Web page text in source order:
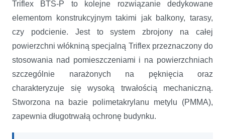
Triflex BTS-P to kolejne rozwiązanie dedykowane
elementom konstrukcyjnym takimi jak balkony, tarasy,
czy podcienie. Jest to system zbrojony na całej
powierzchni włókniną specjalną Triflex przeznaczony do
stosowania nad pomieszczeniami i na powierzchniach
szczególnie narażonych na pęknięcia oraz
charakteryzuje się wysoką trwałością mechaniczną.
Stworzona na bazie polimetakrylanu metylu (PMMA),
zapewnia długotrwałą ochronę budynku.